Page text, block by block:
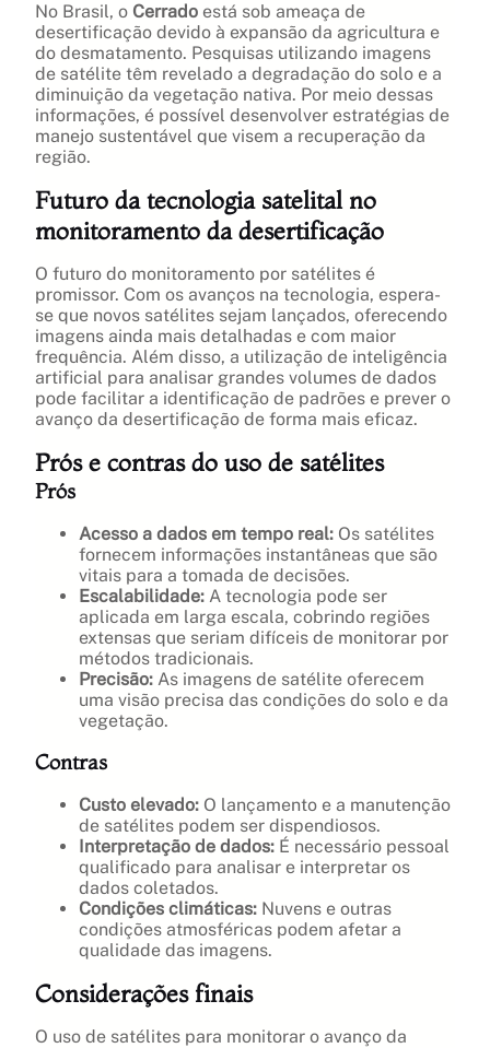
No Brasil, o Cerrado está sob ameaça de
desertificação devido à expansão da agricultura e
do desmatamento. Pesquisas utilizando imagens
de satélite têm revelado a degradação do solo e a
diminuição da vegetação nativa. Por meio dessas
informações, é possível desenvolver estratégias de
manejo sustentável que visem a recuperação da
região.
Futuro da tecnologia satelital no
monitoramento da desertificação
O futuro do monitoramento por satélites é
promissor. Com os avanços na tecnologia, espera-
se que novos satélites sejam lançados, oferecendo
imagens ainda mais detalhadas e com maior
frequência. Além disso, a utilização de inteligência
artificial para analisar grandes volumes de dados
pode facilitar a identificação de padrões e prever o
avanço da desertificação de forma mais eficaz.
Prós e contras do uso de satélites
Prós
Acesso a dados em tempo real: Os satélites
fornecem informações instantâneas que são
vitais para a tomada de decisões.
Escalabilidade: A tecnologia pode ser
aplicada em larga escala, cobrindo regiões
extensas que seriam difíceis de monitorar por
métodos tradicionais.
Precisão: As imagens de satélite oferecem
uma visão precisa das condições do solo e da
vegetação.
Contras
Custo elevado: O lançamento e a manutenção
de satélites podem ser dispendiosos.
Interpretação de dados: É necessário pessoal
qualificado para analisar e interpretar os
dados coletados.
Condições climáticas: Nuvens e outras
condições atmosféricas podem afetar a
qualidade das imagens.
Considerações finais
O uso de satélites para monitorar o avanço da